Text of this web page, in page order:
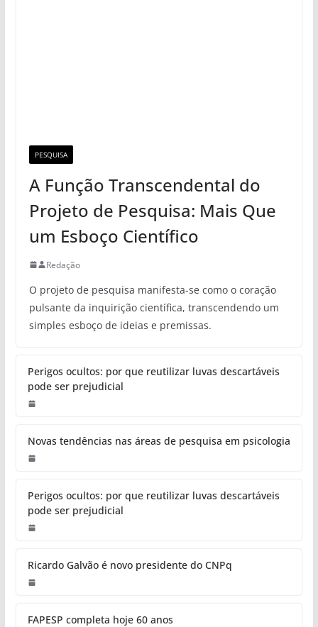
PESQUISA
A Função Transcendental do
Projeto de Pesquisa: Mais Que
um Esboço Científico
Redação
O projeto de pesquisa manifesta-se como o coração
pulsante da inquirição científica, transcendendo um
simples esboço de ideias e premissas.
Perigos ocultos: por que reutilizar luvas descartáveis
pode ser prejudicial
Novas tendências nas áreas de pesquisa em psicologia
Perigos ocultos: por que reutilizar luvas descartáveis
pode ser prejudicial
Ricardo Galvão é novo presidente do CNPq
FAPESP completa hoje 60 anos